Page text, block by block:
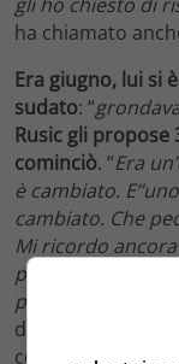
ha chiamato
Era giugno, lui si
sudato: “
Rusic gli
cominciò. “Era
è cambiato.
cambiato. Che
Mi ricordo
poteva più
parlava con me
di aver provato
come 100